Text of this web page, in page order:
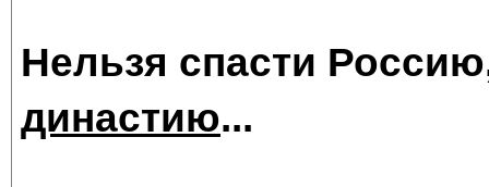
Нельзя спасти
династию...